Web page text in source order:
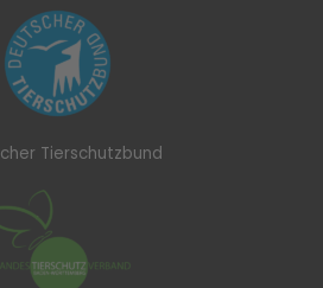
Tierschutzbund